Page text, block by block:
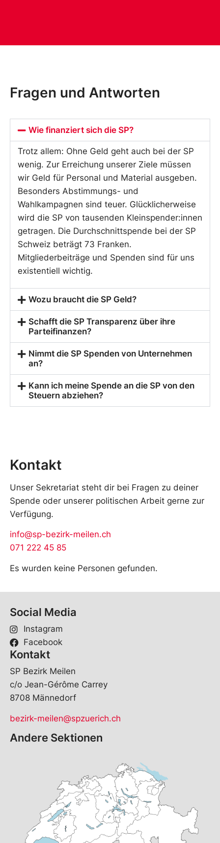
Fragen und Antworten
Wie finanziert sich die SP?
Trotz allem: Ohne Geld geht auch bei der SP
wenig. Zur Erreichung unserer Ziele müssen
wir Geld für Personal und Material ausgeben.
Besonders Abstimmungs- und
Wahlkampagnen sind teuer. Glücklicherweise
wird die SP von tausenden Kleinspender:innen
getragen. Die Durchschnittspende bei der SP
Schweiz beträgt 73 Franken.
Mitgliederbeiträge und Spenden sind für uns
existentiell wichtig.
Wozu braucht die SP Geld?
Schafft die SP Transparenz über ihre
Parteifinanzen?
Nimmt die SP Spenden von Unternehmen
an?
Kann ich meine Spende an die SP von den
Steuern abziehen?
Kontakt
Unser Sekretariat steht dir bei Fragen zu deiner
Spende oder unserer politischen Arbeit gerne zur
Verfügung.
info@sp-bezirk-meilen.ch
071 222 45 85
Es wurden keine Personen gefunden.
Social Media
Instagram
Facebook
Kontakt
SP Bezirk Meilen
c/o Jean-Gérôme Carrey
8708 Männedorf
bezirk-meilen@spzuerich.ch
Andere Sektionen